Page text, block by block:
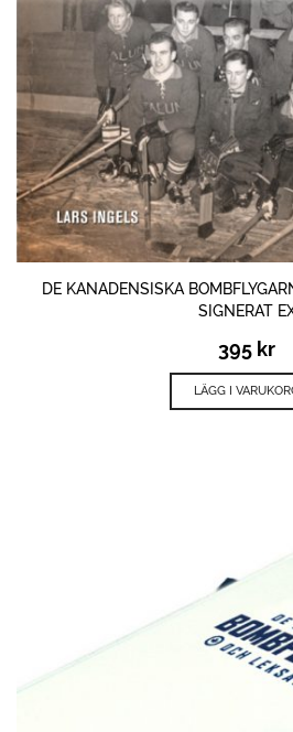
DE KANADENSISKA
SIGNERAT
395 kr
LÄGG I